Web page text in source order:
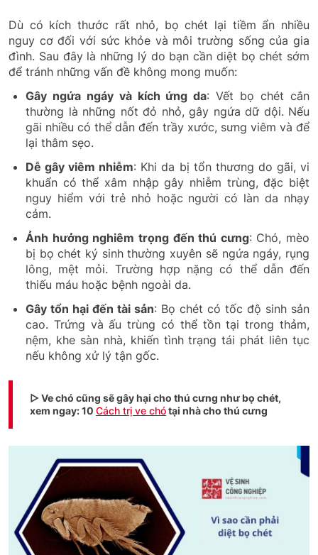
Dù có kích thước rất nhỏ, bọ chét lại tiềm ẩn nhiều
nguy cơ đối với sức khỏe và môi trường sống của gia
đình. Sau đây là những lý do bạn cần diệt bọ chét sớm
để tránh những vấn đề không mong muốn:
Gây ngứa ngáy và kích ứng da: Vết bọ chét cắn
thường là những nốt đỏ nhỏ, gây ngứa dữ dội. Nếu
gãi nhiều có thể dẫn đến trầy xước, sưng viêm và để
lại thâm sẹo.
Dễ gây viêm nhiễm: Khi da bị tổn thương do gãi, vi
khuẩn có thể xâm nhập gây nhiễm trùng, đặc biệt
nguy hiểm với trẻ nhỏ hoặc người có làn da nhạy
cảm.
Ảnh hưởng nghiêm trọng đến thú cưng: Chó, mèo
bị bọ chét ký sinh thường xuyên sẽ ngứa ngáy, rụng
lông, mệt mỏi. Trường hợp nặng có thể dẫn đến
thiếu máu hoặc bệnh ngoài da.
Gây tổn hại đến tài sản: Bọ chét có tốc độ sinh sản
cao. Trứng và ấu trùng có thể tồn tại trong thảm,
nệm, khe sàn nhà, khiến tình trạng tái phát liên tục
nếu không xử lý tận gốc.
▷ Ve chó cũng sẽ gây hại cho thú cưng như bọ chét,
xem ngay: 10 Cách trị ve chótại nhà cho thú cưng